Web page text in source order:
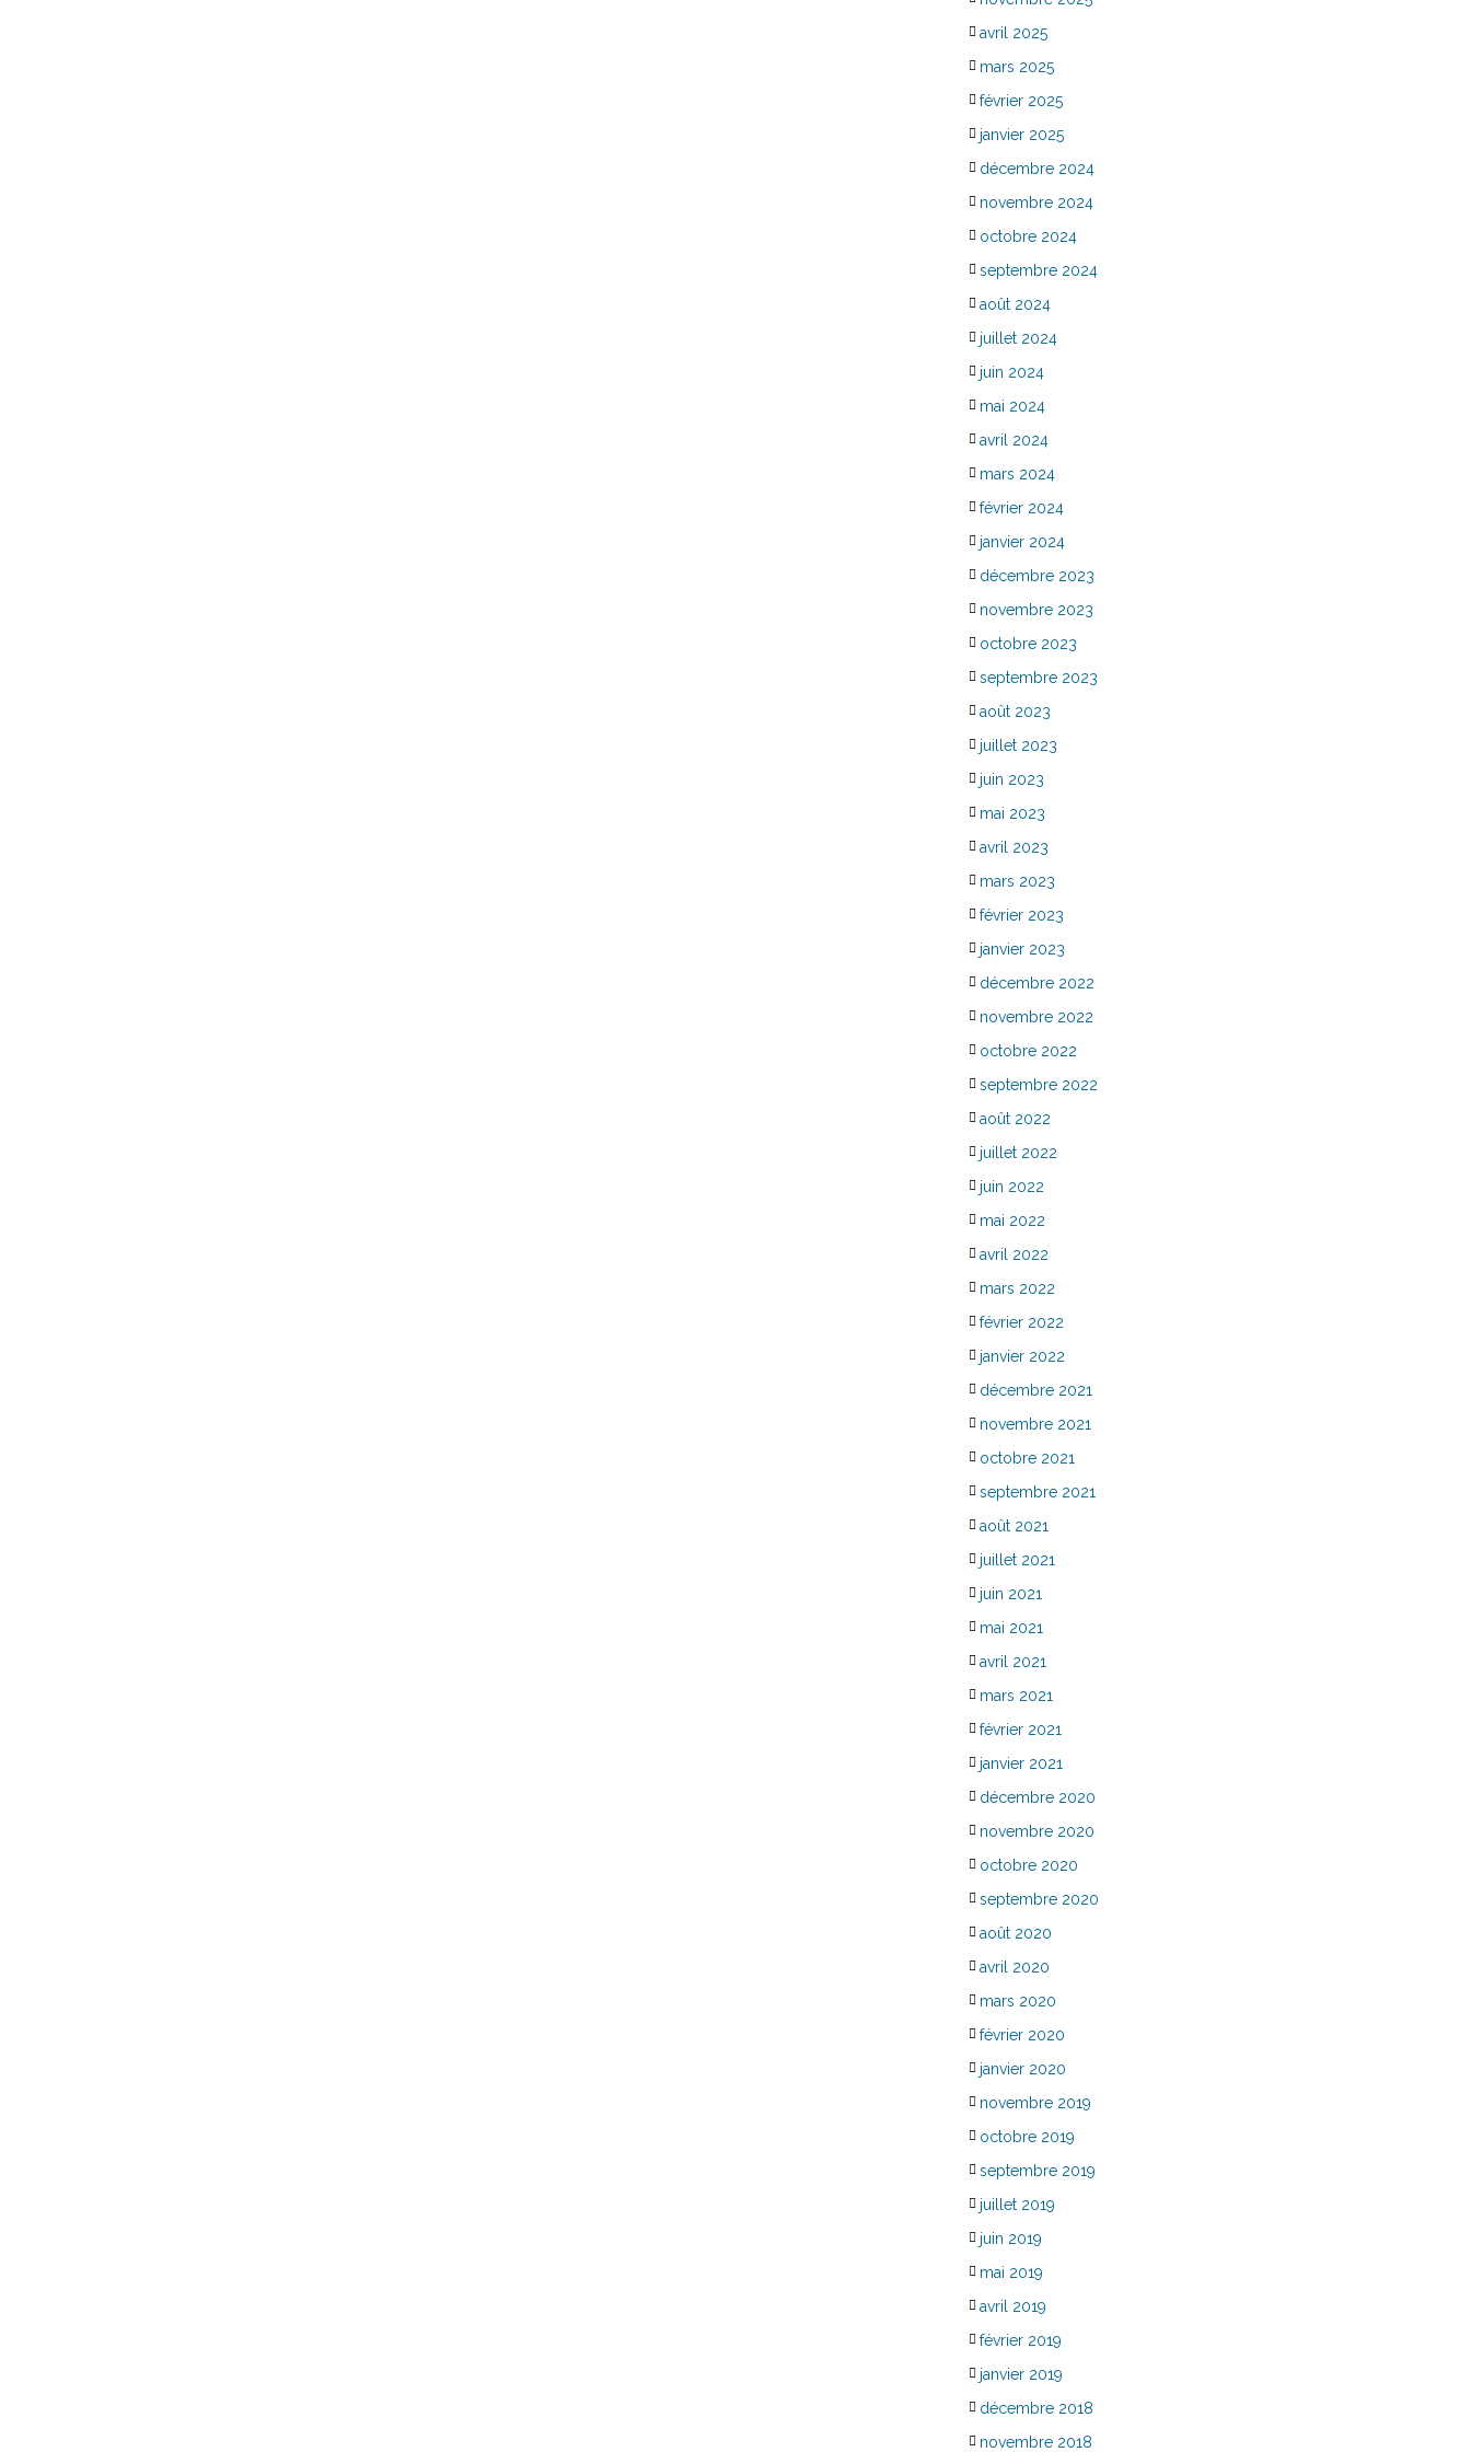
avril 2025
mars 2025
février 2025
janvier 2025
décembre 2024
novembre 2024
octobre 2024
septembre 2024
août 2024
juillet 2024
juin 2024
mai 2024
avril 2024
mars 2024
février 2024
janvier 2024
décembre 2023
novembre 2023
octobre 2023
septembre 2023
août 2023
juillet 2023
juin 2023
mai 2023
avril 2023
mars 2023
février 2023
janvier 2023
décembre 2022
novembre 2022
octobre 2022
septembre 2022
août 2022
juillet 2022
juin 2022
mai 2022
avril 2022
mars 2022
février 2022
janvier 2022
décembre 2021
novembre 2021
octobre 2021
septembre 2021
août 2021
juillet 2021
juin 2021
mai 2021
avril 2021
mars 2021
février 2021
janvier 2021
décembre 2020
novembre 2020
octobre 2020
septembre 2020
août 2020
avril 2020
mars 2020
février 2020
janvier 2020
novembre 2019
octobre 2019
septembre 2019
juillet 2019
juin 2019
mai 2019
avril 2019
février 2019
janvier 2019
décembre 2018
novembre 2018